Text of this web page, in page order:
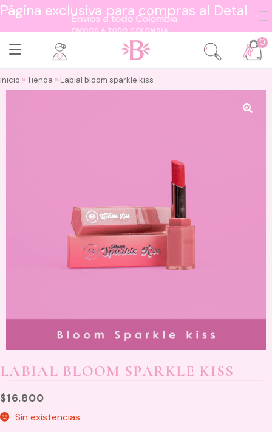
Página exclusiva para compras al Detal
ENVÍOS A TODO COLOMBIA
0
Inicio » Tienda » Labial bloom sparkle kiss
LABIAL BLOOM SPARKLE KISS
$16.800
Sin existencias